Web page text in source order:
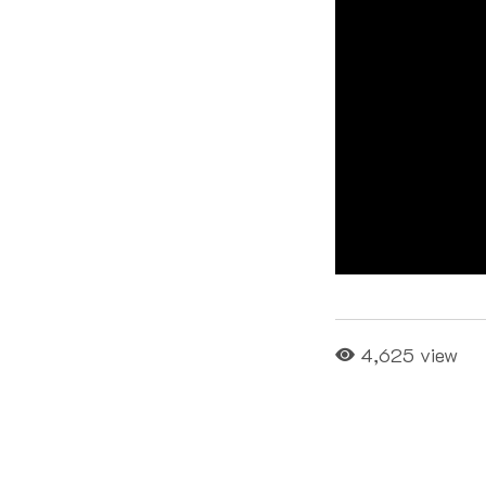
4,625 view